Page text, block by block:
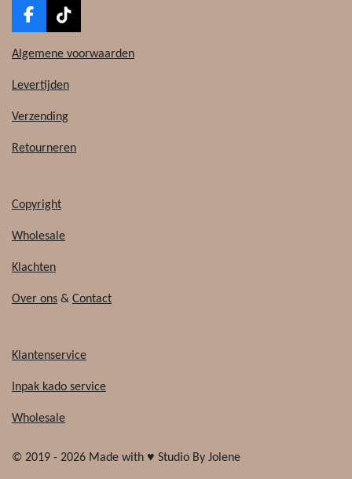
F
c
b
o
T
k
o
Algemene voorwaarden
Levertijden
Verzending
Retourneren
Copyright
Wholesale
Klachten
Over ons & Contact
Klantenservice
Inpak kado service
Wholesale
© 2019 - 2026 Made with ♥ Studio By Jolene